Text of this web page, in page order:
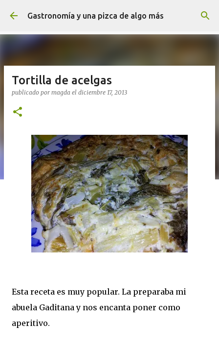
Ir al contenido principal
Gastronomía y una pizca de algo más
Tortilla de acelgas
publicado por magda el diciembre 17, 2013
Esta receta es muy popular. La preparaba mi
abuela Gaditana y nos encanta poner como
aperitivo.